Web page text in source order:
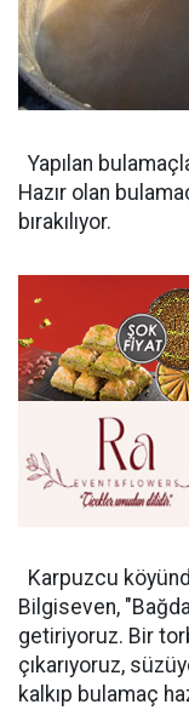
Yapılan
Hazır olan
bırakılıyor.
Karpuzcu
Bilgiseven,
getiriyoruz. Bir
çıkarıyoruz,
kalkıp bulamaç